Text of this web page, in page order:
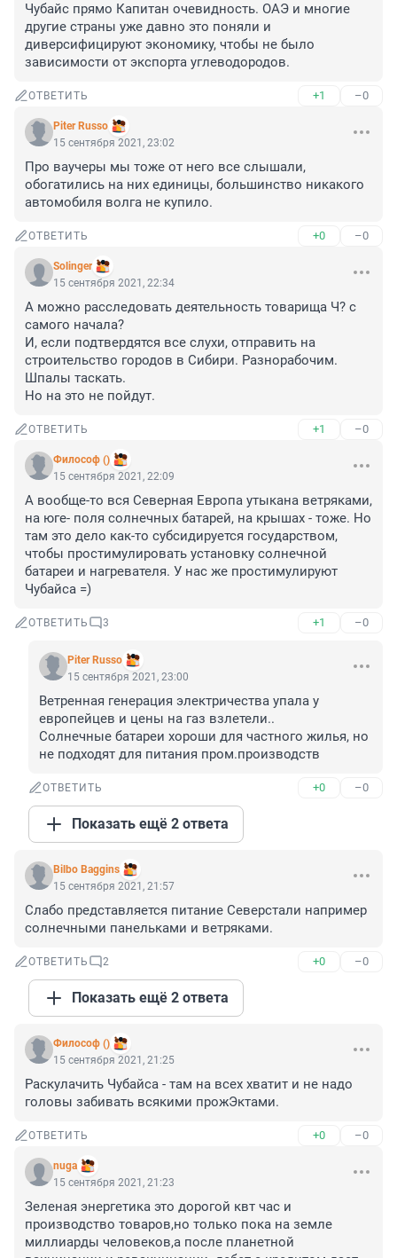
Чубайс прямо Капитан очевидность. ОАЭ и многие
другие страны уже давно это поняли и
диверсифицируют экономику, чтобы не было
зависимости от экспорта углеводородов.
ОТВЕТИТЬ +1 –0
Piter Russo
15 сентября 2021, 23:02
Про ваучеры мы тоже от него все слышали,
обогатились на них единицы, большинство никакого
автомобиля волга не купило.
ОТВЕТИТЬ +0 –0
Solinger
15 сентября 2021, 22:34
А можно расследовать деятельность товарища Ч? с
самого начала?
И, если подтвердятся все слухи, отправить на
строительство городов в Сибири. Разнорабочим.
Шпалы таскать.
Но на это не пойдут.
ОТВЕТИТЬ +1 –0
Философ ()
15 сентября 2021, 22:09
А вообще-то вся Северная Европа утыкана ветряками,
на юге- поля солнечных батарей, на крышах - тоже. Но
там это дело как-то субсидируется государством,
чтобы простимулировать установку солнечной
батареи и нагревателя. У нас же простимулируют
Чубайса =)
ОТВЕТИТЬ 3 +1 –0
Piter Russo
15 сентября 2021, 23:00
Ветренная генерация электричества упала у
европейцев и цены на газ взлетели..
Солнечные батареи хороши для частного жилья, но
не подходят для питания пром.производств
ОТВЕТИТЬ +0 –0
Показать ещё 2 ответа
Bilbo Baggins
15 сентября 2021, 21:57
Слабо представляется питание Северстали например
солнечными панельками и ветряками.
ОТВЕТИТЬ 2 +0 –0
Показать ещё 2 ответа
Философ ()
15 сентября 2021, 21:25
Раскулачить Чубайса - там на всех хватит и не надо
головы забивать всякими прожЭктами.
ОТВЕТИТЬ +0 –0
nuga
15 сентября 2021, 21:23
Зеленая энергетика это дорогой квт час и
производство товаров,но только пока на земле
миллиарды человеков,а после планетной